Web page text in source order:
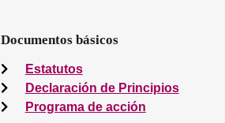
Documentos básicos
Estatutos
Declaración de Principios
Programa de acción